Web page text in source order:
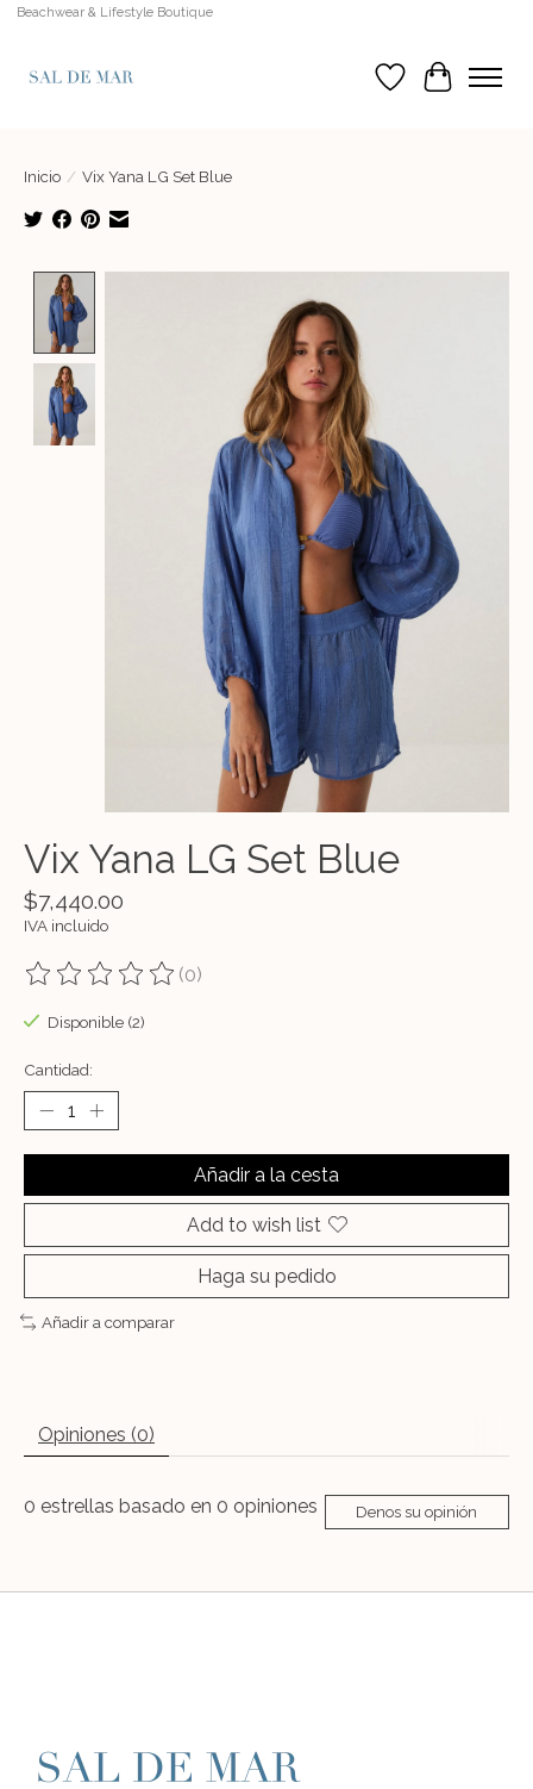
Beachwear & Lifestyle Boutique
Lista de deseos
Cesta
Inicio / Vix Yana LG Set Blue
Vix Yana LG Set Blue
$7,440.00
IVA incluido
The rating of this product is
(0)
Disponible (2)
Cantidad:
Añadir a la cesta
Add to wish list
Haga su pedido
Añadir a comparar
Opiniones (0)
0 estrellas basado en 0 opiniones Denos su opinión